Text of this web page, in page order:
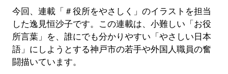
今回、連載「＃役所をやさしく」のイラストを担当
した逸見恒沙子です。この連載は、小難しい「お役
所言葉」を、誰にでも分かりやすい「やさしい日本
語」にしようとする神戸市の若手や外国人職員の奮
闘描いています。